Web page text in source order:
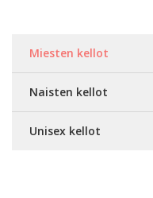
Miesten kellot
Naisten kellot
Unisex kellot